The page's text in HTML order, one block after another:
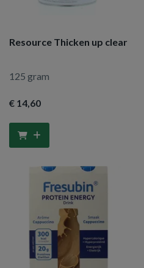
Resource Thicken up clear
125 gram
€ 14,60